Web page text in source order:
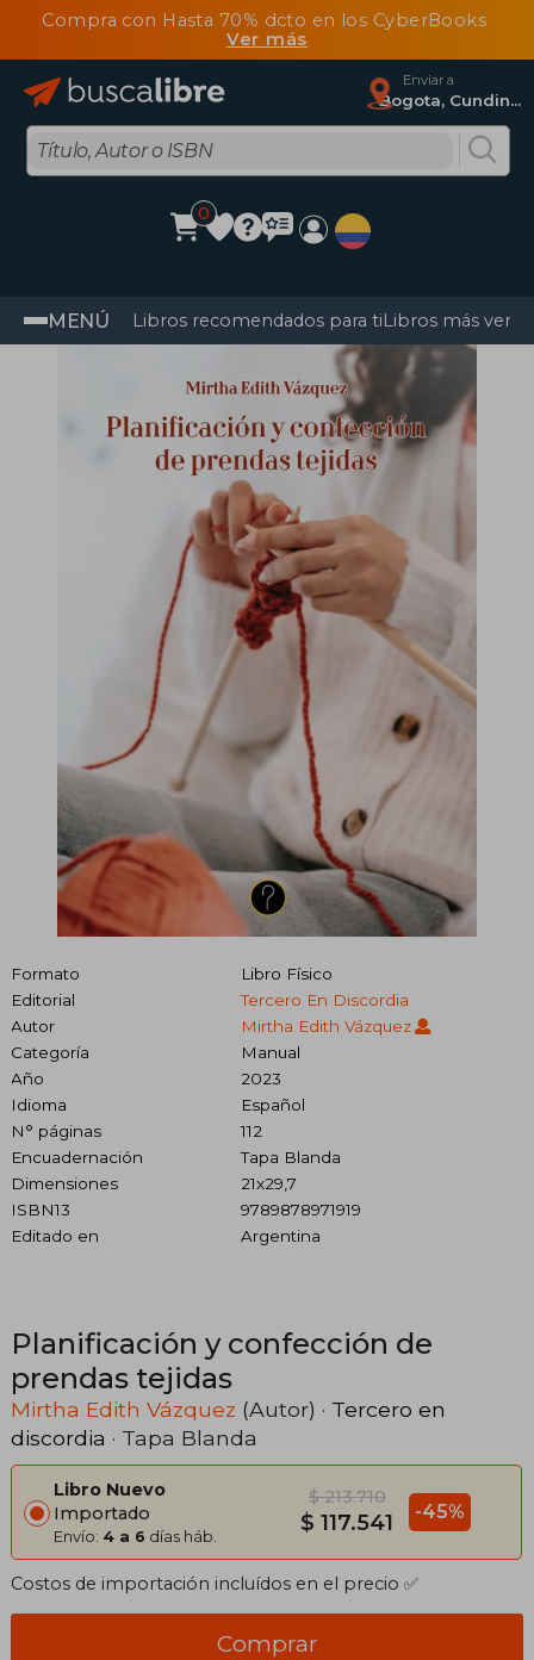
Compra con Hasta 70% dcto en los CyberBooks
Ver más
Enviar a
Bogota, Cundinamarca
0
MENÚ Libros recomendados para tiLibros más
Formato
Libro Físico
Editorial
Tercero En Discordia
Autor
Mirtha Edith Vázquez
Categoría
Manual
Año
2023
Idioma
Español
N° páginas
112
Encuadernación
Tapa Blanda
Dimensiones
21x29,7
ISBN13
9789878971919
Editado en
Argentina
Planificación y confección de
prendas tejidas
Mirtha Edith Vázquez (Autor) · Tercero en
discordia · Tapa Blanda
Libro Nuevo
Importado
Envío: 4 a 6 días háb.
$ 213.710
$ 117.541 -45%
Costos de importación incluídos en el precio ✅
Comprar